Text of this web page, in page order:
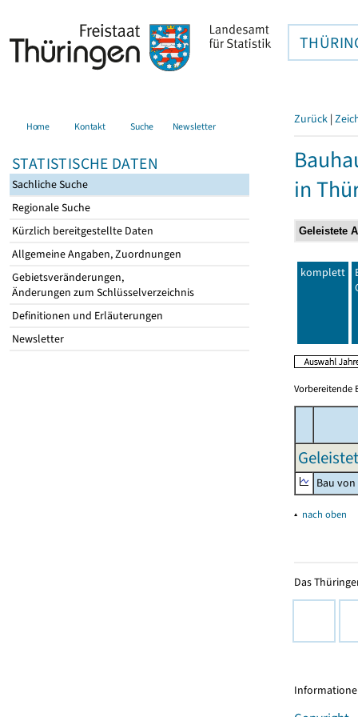
Home Kontakt Suche Newsletter
STATISTISCHE DATEN
Sachliche Suche
Regionale Suche
Kürzlich bereitgestellte Daten
Allgemeine Angaben, Zuordnungen
Gebietsveränderungen,
Änderungen zum Schlüsselverzeichnis
Definitionen und Erläuterungen
Newsletter
Zurück |
in
komplett
Vorbereitende
Bau
▴ nach oben
Das